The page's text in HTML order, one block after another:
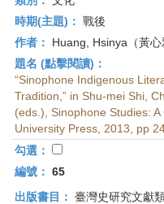
時期(主題)： 戰後
作者：
Huang, Hsinya（黃心
題名 (點擊閱讀)：
“Sinophone Indigenous
Tradition,” in Shu-mei Shi,
(eds.), Sinophone Studies:
University Press, 2013, pp
勾選：
編號： 65
出版書目： 臺灣史研究文獻